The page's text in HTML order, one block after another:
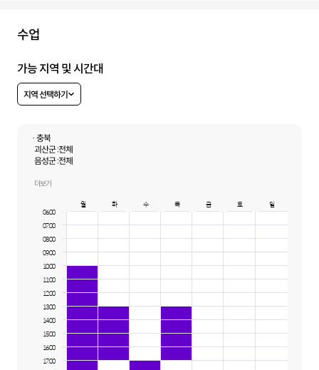
수업
가능 지역 및 시간대
지역 선택하기
· 충북
괴산군 :전체
음성군 :전체
증평군 :
청주시 상당구 :전체
청주시 서원구 :
청주시 청원구 :
청주시 흥덕구 :전체
충주시 :
전체
더보기
월 화 수 목 금 토
일
06:00
07:00
08:00
09:00
10:00
11:00
12:00
13:00
14:00
15:00
16:00
17:00